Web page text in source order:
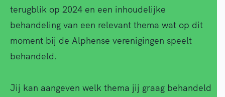
terugblik op 2024 en een inhoudelijke
behandeling van een relevant thema wat op dit
moment bij de Alphense verenigingen speelt
behandeld.
Jij kan aangeven welk thema jij graag behandeld